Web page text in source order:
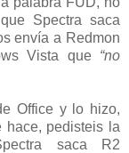
Spectra saca
envía a Redmon
Vista que “no
Office y lo hizo,
hace, pedisteis la
saca R2